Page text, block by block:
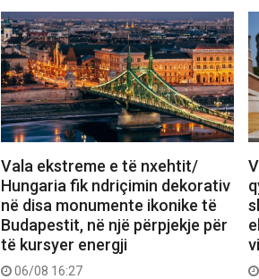
Vala ekstreme e të nxehtit/
Hungaria fik ndriçimin dekorativ
në disa monumente ikonike të
Budapestit, në një përpjekje për
të kursyer energji
06/08 16:27